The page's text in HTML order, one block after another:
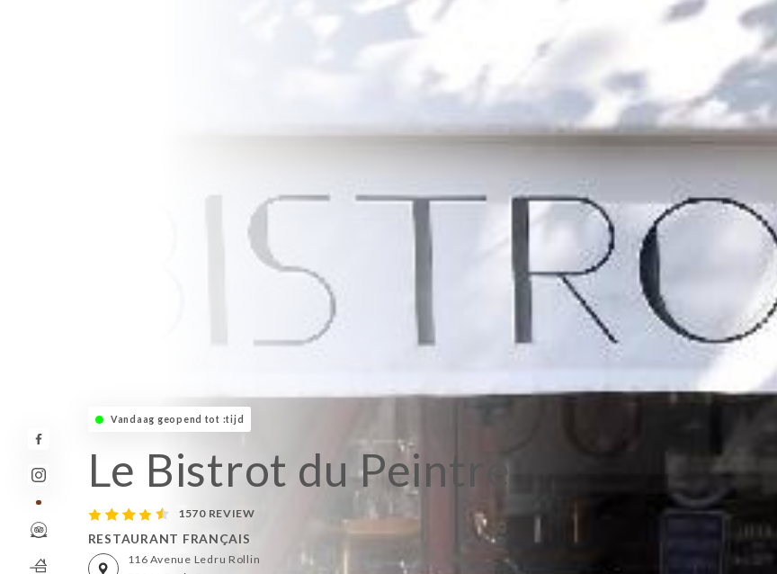
Vandaag geopend tot :tijd
Le Bistrot du Peintre
1570 REVIEW
RESTAURANT FRANÇAIS
116 Avenue Ledru Rollin